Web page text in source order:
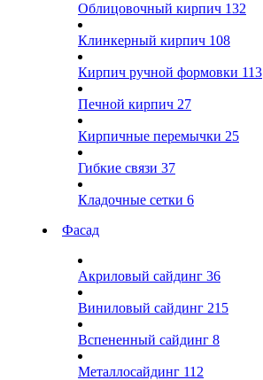
Облицовочный кирпич 132
Клинкерный кирпич 108
Кирпич ручной формовки 113
Печной кирпич 27
Кирпичные перемычки 25
Гибкие связи 37
Кладочные сетки 6
Фасад
Акриловый сайдинг 36
Виниловый сайдинг 215
Вспененный сайдинг 8
Металлосайдинг 112